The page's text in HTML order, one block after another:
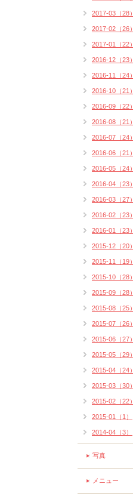
2017-03（28）
2017-02（26）
2017-01（22）
2016-12（23）
2016-11（24）
2016-10（21）
2016-09（22）
2016-08（21）
2016-07（24）
2016-06（21）
2016-05（24）
2016-04（23）
2016-03（27）
2016-02（23）
2016-01（23）
2015-12（20）
2015-11（19）
2015-10（28）
2015-09（28）
2015-08（25）
2015-07（26）
2015-06（27）
2015-05（29）
2015-04（24）
2015-03（30）
2015-02（22）
2015-01（1）
2014-04（3）
写真
メニュー